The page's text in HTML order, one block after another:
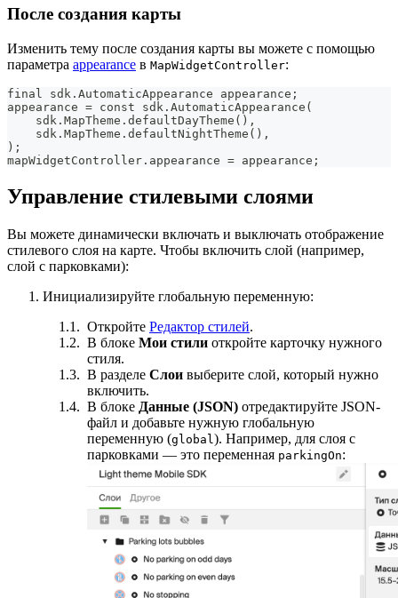
После создания карты
Изменить тему после создания карты вы можете с помощью
параметра appearance в MapWidgetController:
final sdk.AutomaticAppearance appearance;
appearance = const sdk.AutomaticAppearance(
    sdk.MapTheme.defaultDayTheme(),
    sdk.MapTheme.defaultNightTheme(),
);
mapWidgetController.appearance = appearance;
Управление стилевыми слоями
Вы можете динамически включать и выключать отображение
стилевого слоя на карте. Чтобы включить слой (например,
слой с парковками):
Инициализируйте глобальную переменную:
Откройте Редактор стилей.
В блоке Мои стили откройте карточку нужного
стиля.
В разделе Слои выберите слой, который нужно
включить.
В блоке Данные (JSON) отредактируйте JSON-
файл и добавьте нужную глобальную
переменную (global ). Например, для слоя с
парковками — это переменная parkingOn: